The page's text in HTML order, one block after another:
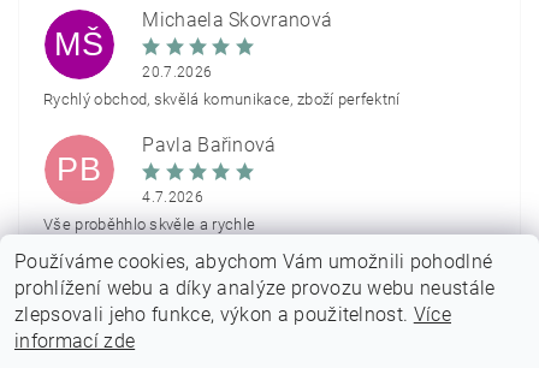
MŠ
Michaela Škovranová
20.7.2026
Rychlý obchod, skvělá komunikace, zboží perfektní
PB
Pavla Bařinová
4.7.2026
Vše proběhhlo skvěle a rychle
Zobrazit další hodnocení
Používáme cookies, abychom Vám umožnili pohodlné
prohlížení webu a díky analýze provozu webu neustále
zlepsovali jeho funkce, výkon a použitelnost. Více
informací zde